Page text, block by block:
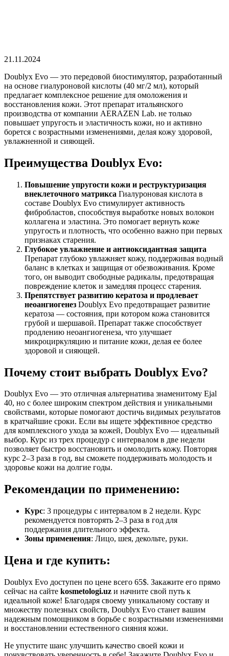
21.11.2024
Doublyx Evo — это передовой биостимулятор, разработанный
на основе гиалуроновой кислоты (40 мг/2 мл), который
предлагает комплексное решение для омоложения и
восстановления кожи. Этот препарат итальянского
производства от компании AERAZEN Lab. не только
повышает упругость и эластичность кожи, но и активно
борется с возрастными изменениями, делая кожу здоровой,
увлажненной и сияющей.
Преимущества Doublyx Evo:
Повышение упругости кожи и реструктуризация
внеклеточного матрикса Гиалуроновая кислота в
составе Doublyx Evo стимулирует активность
фибробластов, способствуя выработке новых волокон
коллагена и эластина. Это помогает вернуть коже
упругость и плотность, что особенно важно при первых
признаках старения.
Глубокое увлажнение и антиоксидантная защита
Препарат глубоко увлажняет кожу, поддерживая водный
баланс в клетках и защищая от обезвоживания. Кроме
того, он выводит свободные радикалы, предотвращая
повреждение клеток и замедляя процесс старения.
Препятствует развитию кератоза и продлевает
неоангиогенез Doublyx Evo предотвращает развитие
кератоза — состояния, при котором кожа становится
грубой и шершавой. Препарат также способствует
продлению неоангиогенеза, что улучшает
микроциркуляцию и питание кожи, делая ее более
здоровой и сияющей.
Почему стоит выбрать Doublyx Evo?
Doublyx Evo — это отличная альтернатива знаменитому Ejal
40, но с более широким спектром действия и уникальными
свойствами, которые помогают достичь видимых результатов
в кратчайшие сроки. Если вы ищете эффективное средство
для комплексного ухода за кожей, Doublyx Evo — идеальный
выбор. Курс из трех процедур с интервалом в две недели
позволяет быстро восстановить и омолодить кожу. Повторяя
курс 2–3 раза в год, вы сможете поддерживать молодость и
здоровье кожи на долгие годы.
Рекомендации по применению:
Курс: 3 процедуры с интервалом в 2 недели. Курс
рекомендуется повторять 2–3 раза в год для
поддержания длительного эффекта.
Зоны применения: Лицо, шея, декольте, руки.
Цена и где купить:
Doublyx Evo доступен по цене всего 65$. Закажите его прямо
сейчас на сайте kosmetologi.uz и начните свой путь к
идеальной коже! Благодаря своему уникальному составу и
множеству полезных свойств, Doublyx Evo станет вашим
надежным помощником в борьбе с возрастными изменениями
и восстановлении естественного сияния кожи.
Не упустите шанс улучшить качество своей кожи и